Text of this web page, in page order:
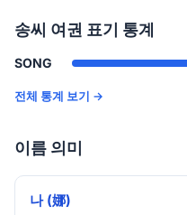
송씨 여권 표기 통계
SONG
전체 통계 보기 →
이름 의미
나 (娜)